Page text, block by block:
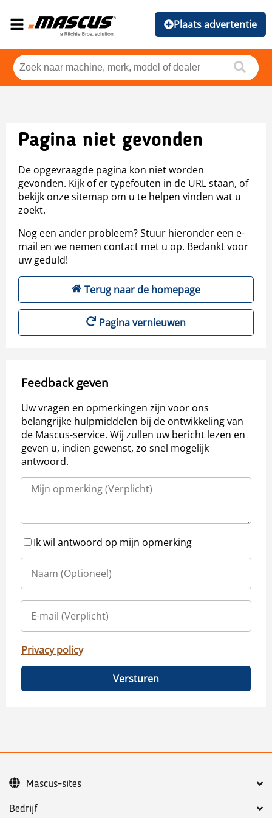
Plaats advertentie
Pagina niet gevonden
De opgevraagde pagina kon niet worden
gevonden. Kijk of er typefouten in de URL staan, of
bekijk onze sitemap om u te helpen vinden wat u
zoekt.
Nog een ander probleem? Stuur hieronder een e-
mail en we nemen contact met u op. Bedankt voor
uw geduld!
Terug naar de homepage
Pagina vernieuwen
Feedback geven
Uw vragen en opmerkingen zijn voor ons
belangrijke hulpmiddelen bij de ontwikkeling van
de Mascus-service. Wij zullen uw bericht lezen en
geven u, indien gewenst, zo snel mogelijk
antwoord.
Ik wil antwoord op mijn opmerking
Privacy policy
Versturen
Bedrijf
Mascus-sites